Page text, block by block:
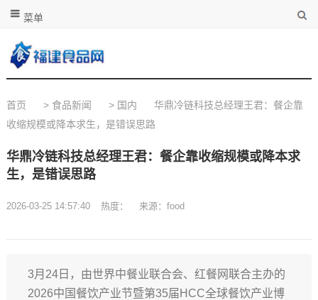
菜单
首页 > 食品新闻 > 国内
华鼎冷链科技总经理王君：餐企靠
收缩规模或降本求生，是错误思路
华鼎冷链科技总经理王君：餐企靠收缩规模或降本求
生，是错误思路
2026-03-25 14:57:40 热度： 来源：food
3月24日，由世界中餐业联合会、红餐网联合主办的
2026中国餐饮产业节暨第35届HCC全球餐饮产业博